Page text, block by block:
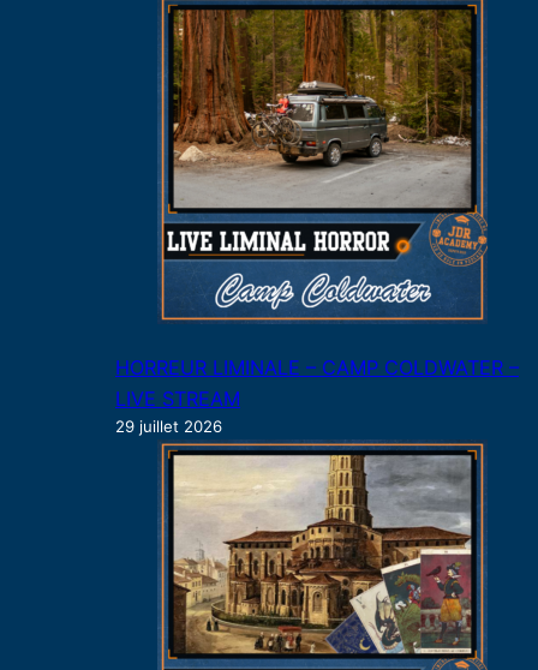
HORREUR LIMINALE – CAMP COLDWATER –
LIVE STREAM
29 juillet 2026